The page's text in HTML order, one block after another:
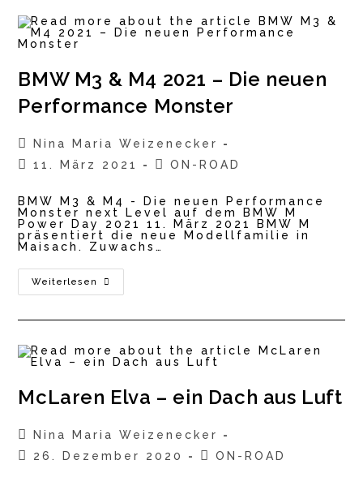
BMW M3 & M4 2021 – Die neuen
Performance Monster
Beitrags-
Autor:
Nina Maria Weizenecker
Beitrag
11. März 2021
Beitrags-
ON-ROAD
BMW M3 & M4 - Die neuen Performance
Monster next Level auf dem BMW M
Power Day 2021 11. März 2021 BMW M
präsentiert die neue Modellfamilie in
Maisach. Zuwachs…
Weiterlesen
BMW
M3
Die
Neuen
McLaren Elva – ein Dach aus Luft
Beitrags-
Autor:
Nina Maria Weizenecker
Beitrag
26. Dezember 2020
Beitrags-
ON-ROAD